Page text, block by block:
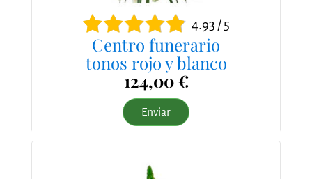
4.93 / 5
Centro funerario
tonos rojo y blanco
124,00 €
Enviar